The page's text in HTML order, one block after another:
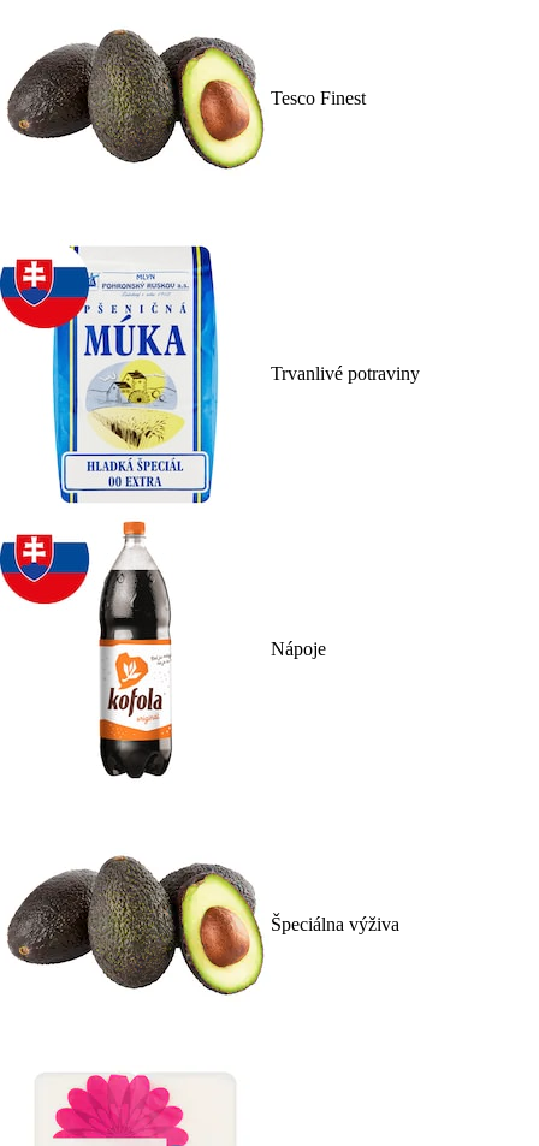
Tesco Finest
Trvanlivé potraviny
Nápoje
Špeciálna výživa